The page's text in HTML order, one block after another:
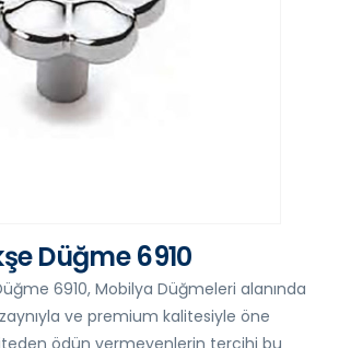
Düğme 6910
6910, Mobilya Düğmeleri alanında
ve premium kalitesiyle öne